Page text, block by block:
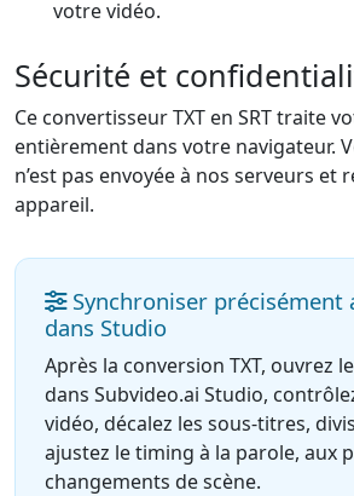
votre vidéo.
Sécurité et
Ce convertisseur TXT en SRT traite
entièrement dans votre navigateur.
n’est pas envoyée à nos serveurs et
appareil.
Synchroniser précisément
dans Studio
Après la conversion TXT, ouvrez
dans Subvideo.ai Studio,
vidéo, décalez les sous-titres,
ajustez le timing à la parole, aux
changements de scène.